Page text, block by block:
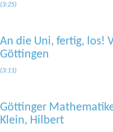
(3:25)
An die Uni, fertig, los!
Göttingen
(3:11)
Göttinger
Klein, Hilbert